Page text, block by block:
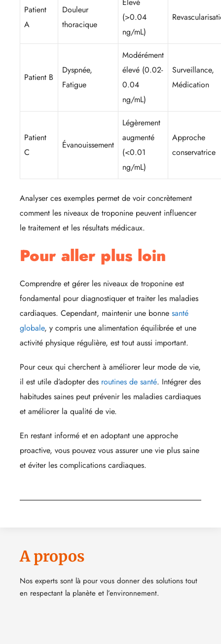
Patient
A
Douleur
thoracique
(>0.04
ng/mL)
Patient B
Dyspnée,
Fatigue
Modérément
élevé (0.02-
0.04
ng/mL)
Surveillance,
Médication
Patient
C
Évanouissement
Légèrement
augmenté
(<0.01
ng/mL)
Approche
conservatrice
Analyser ces exemples permet de voir concrètement
comment les niveaux de troponine peuvent influencer
le traitement et les résultats médicaux.
Pour aller plus loin
Comprendre et gérer les niveaux de troponine est
fondamental pour diagnostiquer et traiter les maladies
cardiaques. Cependant, maintenir une bonne santé
globale, y compris une alimentation équilibrée et une
activité physique régulière, est tout aussi important.
Pour ceux qui cherchent à améliorer leur mode de vie,
il est utile d’adopter des routines de santé. Intégrer des
habitudes saines peut prévenir les maladies cardiaques
et améliorer la qualité de vie.
En restant informé et en adoptant une approche
proactive, vous pouvez vous assurer une vie plus saine
et éviter les complications cardiaques.
A propos
Nos experts sont là pour vous donner des solutions tout
en respectant la planète et l’environnement.